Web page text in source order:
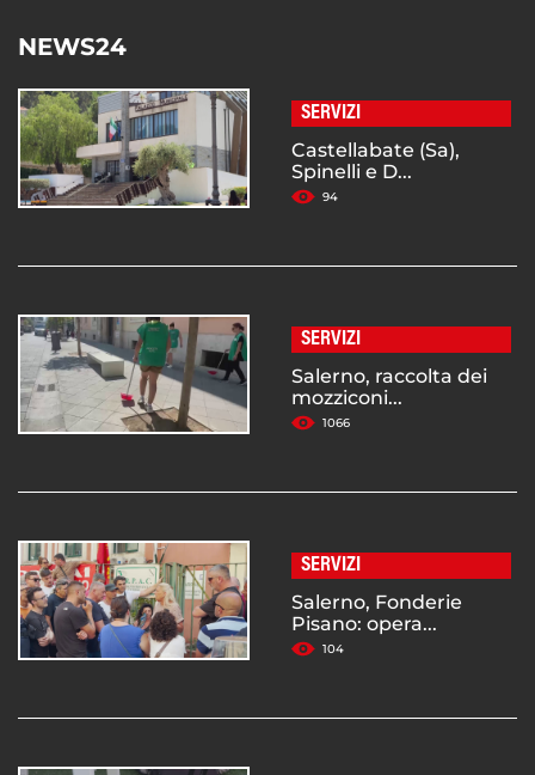
NEWS24
SERVIZI
Castellabate (Sa),
Spinelli e D...
94
SERVIZI
Salerno, raccolta dei
mozziconi...
1066
SERVIZI
Salerno, Fonderie
Pisano: opera...
104